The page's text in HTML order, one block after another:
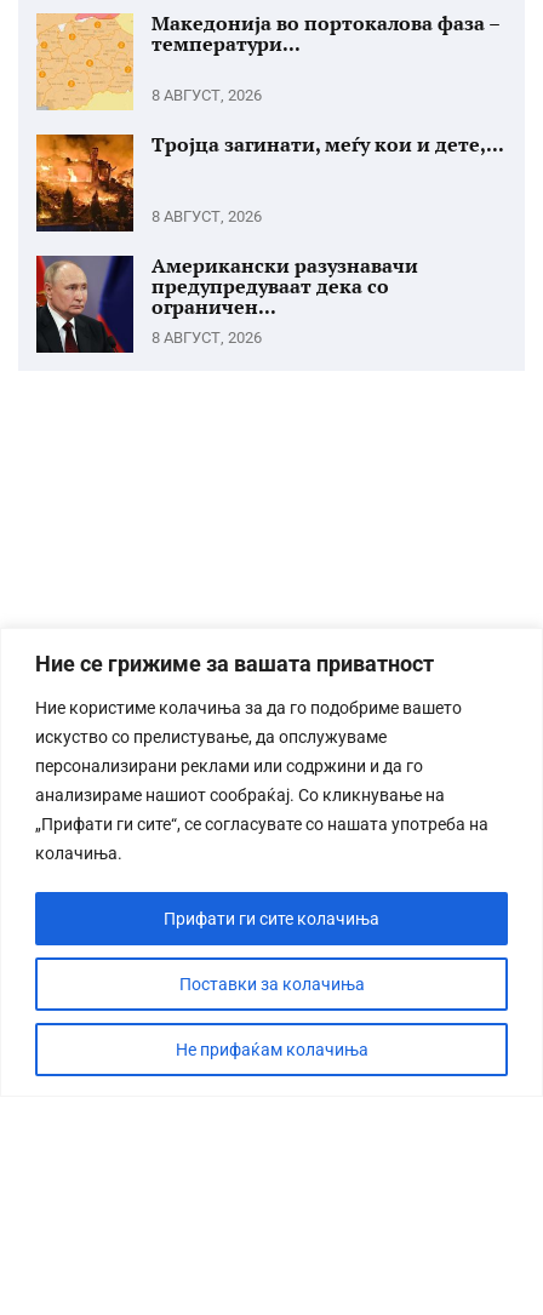
Ние се грижиме за вашата приватност
Ние користиме колачиња за да го подобриме вашето
искуство со прелистување, да опслужуваме
персонализирани реклами или содржини и да го
анализираме нашиот сообраќај. Со кликнување на
„Прифати ги сите“, се согласувате со нашата употреба на
колачиња.
Поставки за колачиња
Не прифаќам колачиња
Прифати ги сите колачиња
Македонија во портокалова фаза –
температури...
8 АВГУСТ, 2026
Тројца загинати, меѓу кои и дете,...
8 АВГУСТ, 2026
Американски разузнавачи
предупредуваат дека со
ограничен...
8 АВГУСТ, 2026